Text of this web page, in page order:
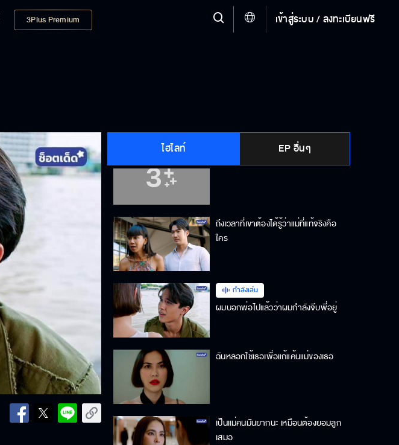
3Plus Premium เข้าสู่ระบบ / ลงทะเบียนฟรี
ไฮไลท์ EP อื่นๆ
ต้องคบกันแบบแอบ ๆ ไปตลอดเลยเห
พ่ออย่ามาสอนผมเลยเรื่องควรไม่ควร
ถึงเวลาที่เขาต้องได้รู้ว่าแม่ที่แท้จริงคือ
ใคร
กำลังเล่น
ผมบอกพ่อไปแล้วว่าผมกําลังจีบพี่อยู่
ฉันหลอกใช้เธอเพื่อแก้แค้นแม่ของเธอ
เป็นแม่คนมันยากนะ เหมือนต้องยอมลูก
เสมอ